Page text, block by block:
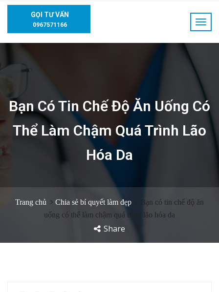
GỌI TƯ VẤN
0967571166
Bạn Có Tin Chế Độ Ăn Uống Có
Thể Làm Chậm Quá Trình Lão
Hóa Da
Trang chủ Chia sẻ bí quyết làm đẹp
Bạn có tin chế độ ăn
uống có thể làm chậm quá trình lão hóa da
Share